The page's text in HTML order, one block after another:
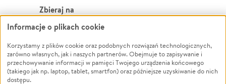
Zbieraj na
Leczenie
Zwierzęta
Pożar
Ukraina
Powódź
Wichura
NGO
Informacje o plikach cookie
Korzystamy z plików cookie oraz podobnych rozwiązań technologicznych,
zarówno własnych, jak i naszych partnerów. Obejmuje to zapisywanie i
przechowywanie informacji w pamięci Twojego urządzenia końcowego
(takiego jak np. laptop, tablet, smartfon) oraz późniejsze uzyskiwanie do nich
dostępu.